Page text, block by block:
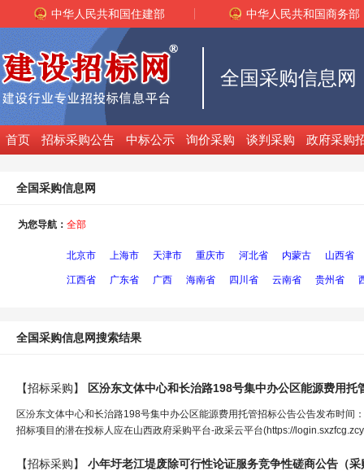
中华人民共和国住建部 中华人民共和国商务部
全国采购信息网
首页 招标采购公告 中标公示 询价采购 谈判采购 政府采购
全国采购信息网
为您导航： 全部
北京市 上海市 天津市 重庆市 河北省 内蒙古 山西省
江西省 广东省 广西 海南省 四川省 云南省 贵州省
全国采购信息网搜索结果
【招标采购】 区汾东文体中心和长治路198号集中办公区能源费用托
区汾东文体中心和长治路198号集中办公区能源费用托管招标公告公告发布时
招标项目的潜在投标人应在山西政府采购平台-政采云平台(https://
【招标采购】 小年圩老江堤废除可行性论证服务竞争性磋商公告（采